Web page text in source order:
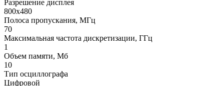
Разрешение дисплея
800х480
Полоса пропускания, МГц
70
Максимальная частота дискретизации, ГГц
1
Объем памяти, Мб
10
Тип осциллографа
Цифровой